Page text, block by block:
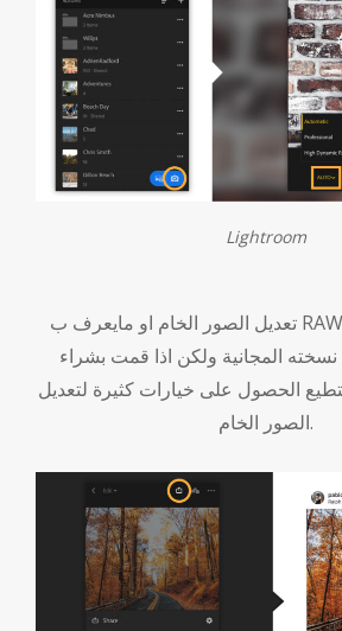
Lightroom
تعديل الصور الخام او مايعرف ب RAW لايت رووم محدود
المجانية ولكن اذا قمت بشراء
الحصول على خيارات كثيرة لتعديل
الصور الخام.